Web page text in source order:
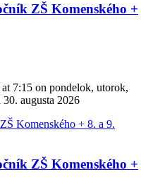
ZŠ Komenského +
7:15 on pondelok, utorok,
augusta 2026
ZŠ Komenského +